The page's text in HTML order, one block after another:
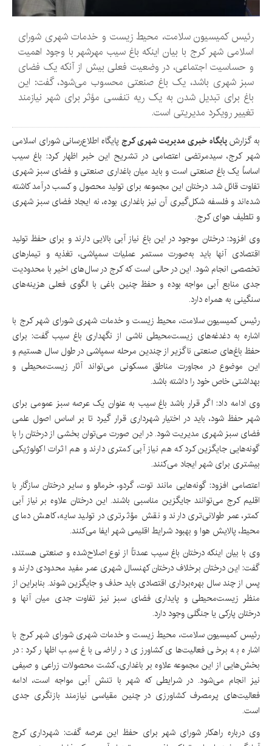
رئیس کمیسیون سلامت، محیط زیست و خدمات شهری شورای
اسلامی شهر کرج با بیان اینکه باغ سیب مهرشهر با وجود اهمیت
و حساسیت اجتماعی، در وضعیت فعلی بیش از آنکه یک فضای
سبز شهری باشد، یک باغ صنعتی محسوب می‌شود، گفت: این
باغ برای تبدیل شدن به یک ریه تنفسی مؤثر برای شهر نیازمند
تغییر رویکرد مدیریتی است.
به گزارشپایگاه خبری مدیریت شهری کرج پایگاه اطلاع‌رسانی شورای اسلامی
شهر کرج، سیدمرتضی اعتصامی در تشریح این خبر اظهار کرد: باغ سیب
اساساً یک باغ صنعتی است و باید میان باغداری صنعتی و فضای سبز شهری
تفاوت قائل شد. درختان این مجموعه برای تولید محصول و کسب درآمد کاشته
شده‌اند و فلسفه شکل‌گیری آن نیز باغداری بوده، نه ایجاد فضای سبز شهری
و تلطیف هوای کرج.
وی افزود: درختان موجود در این باغ نیاز آبی بالایی دارند و برای حفظ تولید
اقتصادی آنها باید به‌صورت مستمر عملیات سمپاشی، تغذیه و تیمارهای
تخصصی انجام شود. این در حالی است که کرج در سال‌های اخیر با محدودیت
جدی منابع آبی مواجه بوده و حفظ چنین باغی با الگوی فعلی هزینه‌های
سنگینی به همراه دارد.
رئیس کمیسیون سلامت، محیط زیست و خدمات شهری شورای شهر کرج با
اشاره به دغدغه‌های زیست‌محیطی ناشی از نگهداری باغ سیب گفت: برای
حفظ باغ‌های صنعتی ناگزیر از چندین مرحله سمپاشی در طول سال هستیم و
این موضوع در مجاورت مناطق مسکونی می‌تواند آثار زیست‌محیطی و
بهداشتی خاص خود را داشته باشد.
وی ادامه داد: اگر قرار باشد باغ سیب به عنوان یک عرصه سبز عمومی برای
شهر حفظ شود، باید در اختیار شهرداری قرار گیرد تا بر اساس اصول علمی
فضای سبز شهری مدیریت شود. در این صورت می‌توان بخشی از درختان را با
گونه‌هایی جایگزین کرد که هم نیاز آبی کمتری دارند و هم اثرات اکولوژیکی
بیشتری برای شهر ایجاد می‌کنند.
اعتصامی افزود: گونه‌هایی مانند توت، گردو، خرمالو و سایر درختان سازگار با
اقلیم کرج می‌توانند جایگزین مناسبی باشند. این درختان علاوه بر نیاز آبی
کمتر، عمر طولانی‌تری دارند و نقش مؤثرتری در تولید سایه، کاهش دمای
محیط، پالایش هوا و بهبود شرایط اقلیمی شهر ایفا می‌کنند.
وی با بیان اینکه درختان باغ سیب عمدتاً از نوع اصلاح‌شده و صنعتی هستند،
گفت: این درختان برخلاف درختان کهنسال شهری عمر مفید محدودی دارند و
پس از چند سال بهره‌برداری اقتصادی باید حذف و جایگزین شوند. بنابراین از
منظر زیست‌محیطی و پایداری فضای سبز نیز تفاوت جدی میان آنها و
درختان پارکی یا جنگلی وجود دارد.
رئیس کمیسیون سلامت، محیط زیست و خدمات شهری شورای شهر کرج با
اشاره به برخی فعالیت‌های کشاورزی در اراضی باغ سیب اظهار کرد: در
بخش‌هایی از این مجموعه علاوه بر باغداری، کشت محصولات زراعی و صیفی
نیز انجام می‌شود. در شرایطی که شهر با تنش آبی مواجه است، ادامه
فعالیت‌های پرمصرف کشاورزی در چنین مقیاسی نیازمند بازنگری جدی
است.
وی درباره راهکار شورای شهر برای حفظ این عرصه گفت: شهرداری کرج